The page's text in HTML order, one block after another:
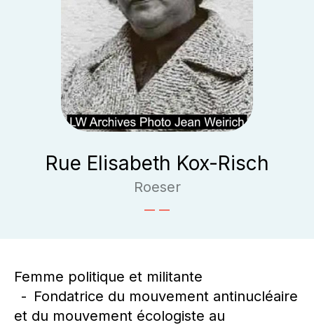
Rue Elisabeth Kox-Risch
Roeser
Femme politique et militante
Fondatrice du mouvement antinucléaire
et du mouvement écologiste au